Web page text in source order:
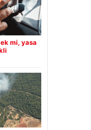
mi, yasa